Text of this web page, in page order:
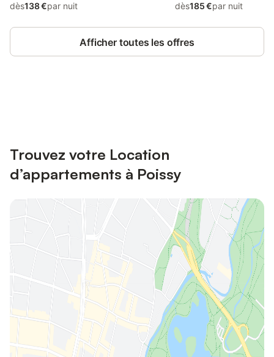
dès138 €par nuit
dès185 €par nuit
Afficher toutes les offres
Trouvez votre Location
d’appartements à Poissy